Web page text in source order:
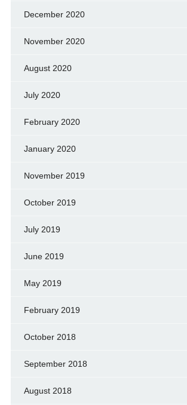
December 2020
November 2020
August 2020
July 2020
February 2020
January 2020
November 2019
October 2019
July 2019
June 2019
May 2019
February 2019
October 2018
September 2018
August 2018